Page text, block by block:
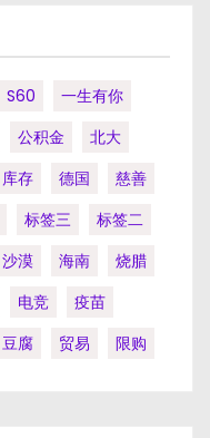
S60
一生有你
公积金
北大
库存 德国
慈善
标签三
标签二
沙漠 海南
烧腊
电竞
疫苗
豆腐 贸易 限购